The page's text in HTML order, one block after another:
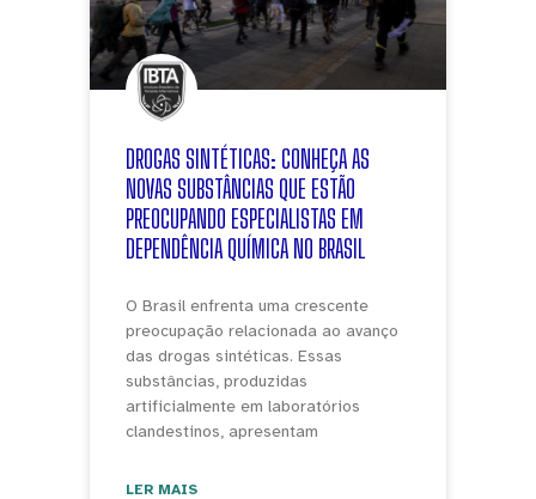
DROGAS SINTÉTICAS: CONHEÇA AS
NOVAS SUBSTÂNCIAS QUE ESTÃO
PREOCUPANDO ESPECIALISTAS EM
DEPENDÊNCIA QUÍMICA NO BRASIL
O Brasil enfrenta uma crescente
preocupação relacionada ao avanço
das drogas sintéticas. Essas
substâncias, produzidas
artificialmente em laboratórios
clandestinos, apresentam
LER MAIS